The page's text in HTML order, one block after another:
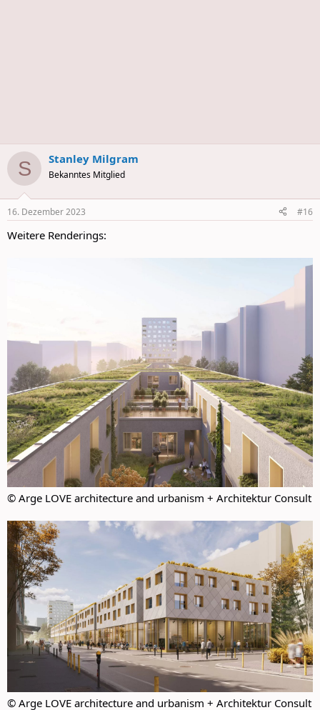
S Stanley Milgram
Bekanntes Mitglied
16. Dezember 2023 #16
Weitere Renderings:
© Arge LOVE architecture and urbanism + Architektur Consult
© Arge LOVE architecture and urbanism + Architektur Consult